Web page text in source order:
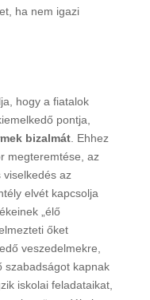
ha nem igazi
hogy a fiatalok
pontja,
bizalmát. Ehhez
megteremtése, az
viselkedés az
elvét kapcsolja
„élő
őket
veszedelmekre,
szabadságot kapnak
iskolai feladataikat,